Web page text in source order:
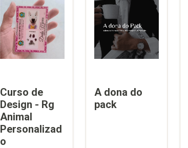
Curso de
Design - Rg
Animal
Personalizad
o
A dona do
pack